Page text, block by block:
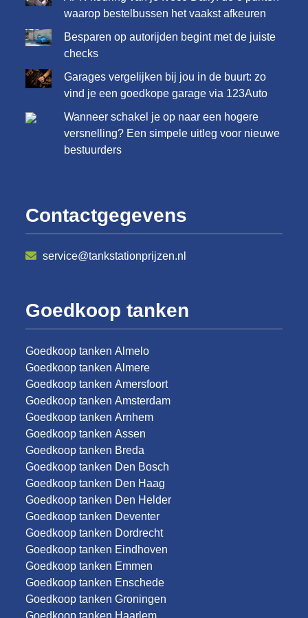
waarop bestelbussen het vaakst afkeuren
Besparen op autorijden begint met de juiste
checks
Garages vergelijken bij jou in de buurt: zo
vind je een goedkope garage via 123Auto
Wanneer schakel je op naar een hogere
versnelling? Een simpele uitleg voor nieuwe
bestuurders
Contactgegevens
service@tankstationprijzen.nl
Goedkoop tanken
Goedkoop tanken Almelo
Goedkoop tanken Almere
Goedkoop tanken Amersfoort
Goedkoop tanken Amsterdam
Goedkoop tanken Arnhem
Goedkoop tanken Assen
Goedkoop tanken Breda
Goedkoop tanken Den Bosch
Goedkoop tanken Den Haag
Goedkoop tanken Den Helder
Goedkoop tanken Deventer
Goedkoop tanken Dordrecht
Goedkoop tanken Eindhoven
Goedkoop tanken Emmen
Goedkoop tanken Enschede
Goedkoop tanken Groningen
Goedkoop tanken Haarlem